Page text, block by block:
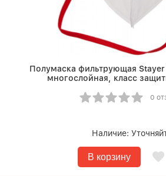
Полумаска фильтрующая Stayer
многослойная, класс
0
Наличие:
В корзину